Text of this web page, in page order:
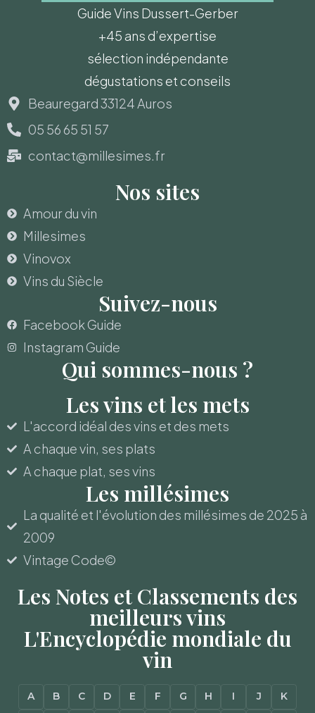
Guide Vins Dussert-Gerber
+45 ans d’expertise
sélection indépendante
dégustations et conseils
Beauregard 33124 Auros
05 56 65 51 57
contact@millesimes.fr
Nos sites
Amour du vin
Millesimes
Vinovox
Vins du Siècle
Suivez-nous
Facebook Guide
Instagram Guide
Qui sommes-nous ?
Les vins et les mets
L'accord idéal des vins et des mets
A chaque vin, ses plats
A chaque plat, ses vins
Les millésimes
La qualité et l'évolution des millésimes de 2025 à
2009
Vintage Code©
Les Notes et Classements des
meilleurs vins
L'Encyclopédie mondiale du
vin
A B C D E F G H I J K